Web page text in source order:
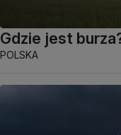
Gdzie jest
POLSKA